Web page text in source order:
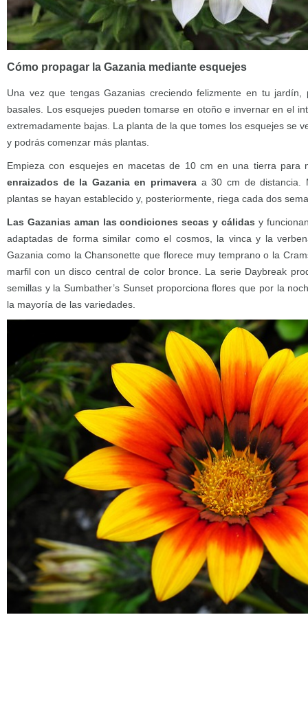
Cómo propagar la Gazania mediante esquejes
Una vez que tengas Gazanias creciendo felizmente en tu jardín,
basales. Los esquejes pueden tomarse en otoño e invernar en el
extremadamente bajas. La planta de la que tomes los esquejes se
y podrás comenzar más plantas.
Empieza con esquejes en macetas de 10 cm en una tierra para
enraizados de la Gazania en primavera a 30 cm de distancia.
plantas se hayan establecido y, posteriormente, riega cada dos
Las Gazanias aman las condiciones secas y cálidas y
adaptadas de forma similar como el cosmos, la vinca y la
Gazania como la Chansonette que florece muy temprano o la
marfil con un disco central de color bronce. La serie Daybreak
semillas y la Sumbather’s Sunset proporciona flores que por la
la mayoría de las variedades.